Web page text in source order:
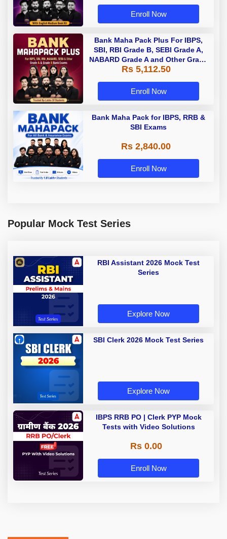
Enroll Now
Bank Maha Pack Plus For IBPS,
SBI, RBI Grade B, SEBI Grade A,
NABARD Grade A and Other Grade
A & Grade B Bank Exams
Rs 5,112.50
Enroll Now
Bank Maha Pack for IBPS, RRB &
SBI Exams
Rs 2,840.00
Enroll Now
Popular Mock Test Series
RBI Assistant 2026 Mock Test
Series
Explore Now
SBI Clerk 2026 Mock Test Series
Explore Now
IBPS RRB PO | Clerk PYP Mock
Tests with Video Solutions
Rs 0.00
Enroll Now